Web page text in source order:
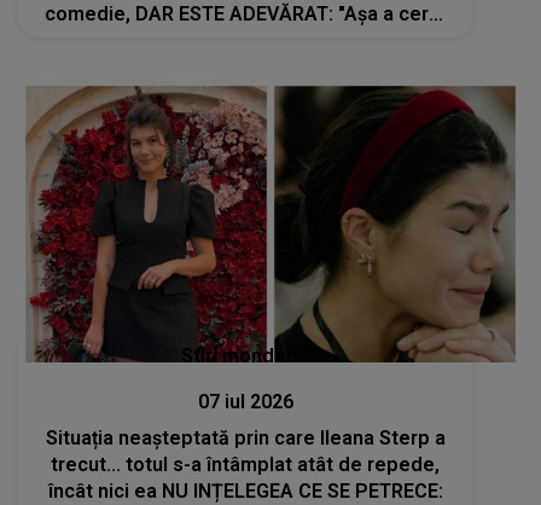
comedie, DAR ESTE ADEVĂRAT: "Așa a cerut
Stiri mondene
07 iul 2026
Situația neașteptată prin care Ileana Sterp a
trecut... totul s-a întâmplat atât de repede,
încât nici ea NU INȚELEGEA CE SE PETRECE: